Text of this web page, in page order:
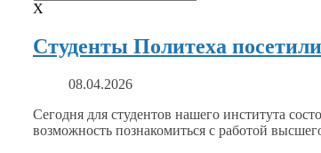
X
Студенты Политеха
08.04.2026
Сегодня для студентов нашего института
возможность познакомиться с работой